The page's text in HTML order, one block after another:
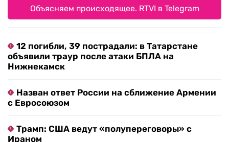
Объясняем происходящее. RTVI в Telegram
12 погибли, 39 пострадали: в Татарстане
объявили траур после атаки БПЛА на
Нижнекамск
Назван ответ России на сближение Армении
с Евросоюзом
Трамп: США ведут «полупереговоры» с
Ираном